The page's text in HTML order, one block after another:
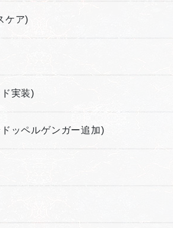
ケア)
実装)
ッペルゲンガー追加)